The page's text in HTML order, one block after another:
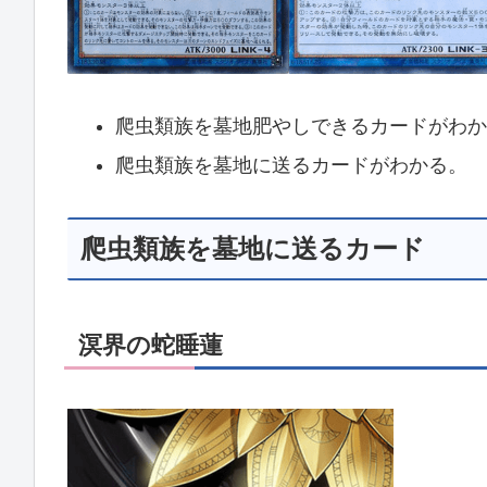
爬虫類族を墓地肥やしできるカードがわ
爬虫類族を墓地に送るカードがわかる。
爬虫類族を墓地に送るカード
溟界の蛇睡蓮